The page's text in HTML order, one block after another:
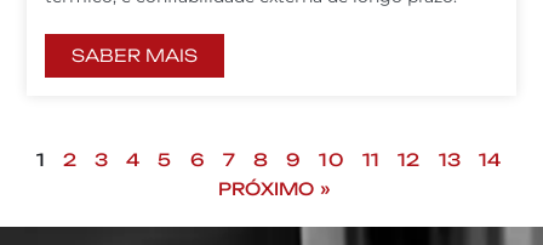
SABER MAIS
1 2 3 4 5 6 7 8 9 10 11 12 13
14
PRÓXIMO »